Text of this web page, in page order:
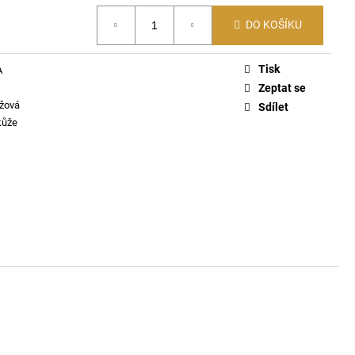
DO KOŠÍKU
Tisk
Zeptat se
Sdílet
EVA - FONDANT